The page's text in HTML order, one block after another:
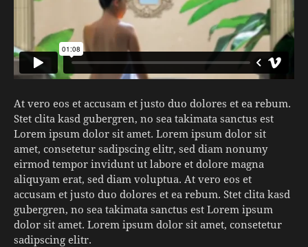
At vero eos et accusam et justo duo dolores et ea rebum.
Stet clita kasd gubergren, no sea takimata sanctus est
Lorem ipsum dolor sit amet. Lorem ipsum dolor sit
amet, consetetur sadipscing elitr, sed diam nonumy
eirmod tempor invidunt ut labore et dolore magna
aliquyam erat, sed diam voluptua. At vero eos et
accusam et justo duo dolores et ea rebum. Stet clita kasd
gubergren, no sea takimata sanctus est Lorem ipsum
dolor sit amet. Lorem ipsum dolor sit amet, consetetur
sadipscing elitr.